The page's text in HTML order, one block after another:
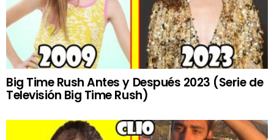
Big Time Rush Antes y Después 2023 (Serie de
Televisión Big Time Rush)